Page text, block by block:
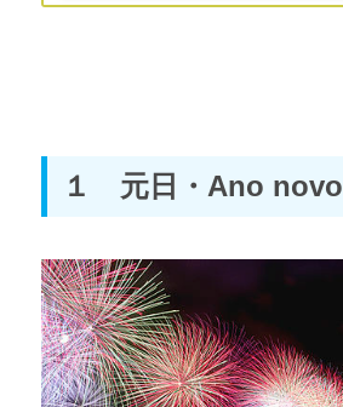
１ 元日・Ano novo